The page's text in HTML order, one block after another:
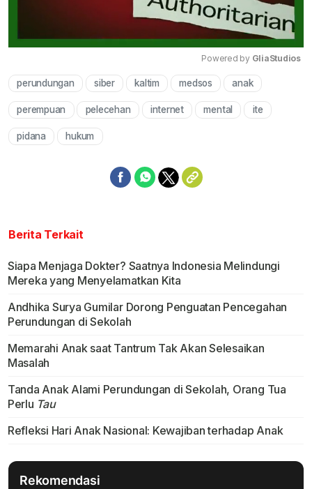
Mute
Powered by GliaStudios
perundungan siber kaltim medsos anak
perempuan pelecehan internet mental ite
pidana hukum
Berita Terkait
Siapa Menjaga Dokter? Saatnya Indonesia Melindungi
Mereka yang Menyelamatkan Kita
Andhika Surya Gumilar Dorong Penguatan Pencegahan
Perundungan di Sekolah
Memarahi Anak saat Tantrum Tak Akan Selesaikan
Masalah
Tanda Anak Alami Perundungan di Sekolah, Orang Tua
Perlu Tau
Refleksi Hari Anak Nasional: Kewajiban terhadap Anak
Rekomendasi